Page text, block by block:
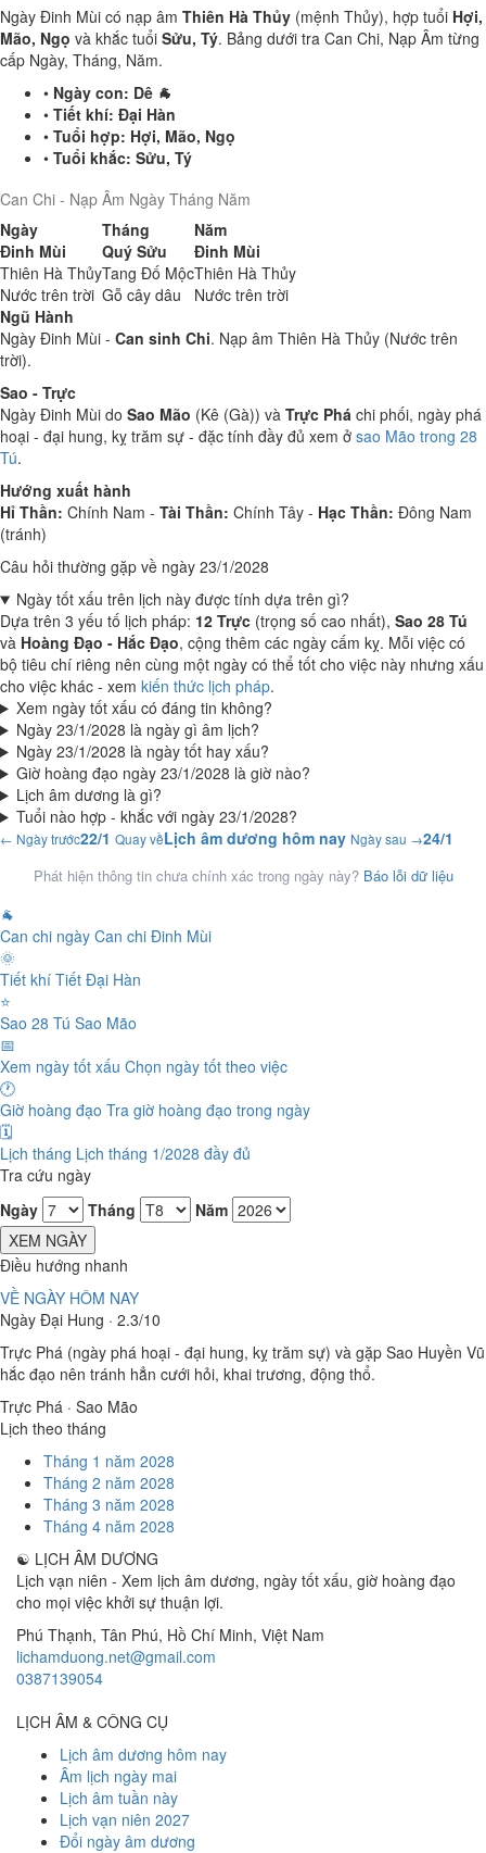
Ngày Đinh Mùi có nạp âm Thiên Hà Thủy (mệnh Thủy), hợp tuổi Hợi,
Mão, Ngọ và khắc tuổi Sửu, Tý. Bảng dưới tra Can Chi, Nạp Âm từng
cấp Ngày, Tháng, Năm.
• Ngày con: Dê 🐐
• Tiết khí: Đại Hàn
• Tuổi hợp: Hợi, Mão, Ngọ
• Tuổi khắc: Sửu, Tý
Can Chi - Nạp Âm Ngày Tháng Năm
Ngày
Tháng
Năm
Đinh Mùi
Quý Sửu
Đinh Mùi
Thiên Hà ThủyTang Đố MộcThiên Hà Thủy
Nước trên trời Gỗ cây dâu
Nước trên trời
Ngũ Hành
Ngày Đinh Mùi - Can sinh Chi. Nạp âm Thiên Hà Thủy (Nước trên
trời).
Sao - Trực
Ngày Đinh Mùi do Sao Mão (Kê (Gà)) và Trực Phá chi phối, ngày phá
hoại - đại hung, kỵ trăm sự - đặc tính đầy đủ xem ở sao Mão trong 28
Tú.
Hướng xuất hành
Hỉ Thần: Chính Nam - Tài Thần: Chính Tây - Hạc Thần: Đông Nam
(tránh)
Câu hỏi thường gặp về ngày 23/1/2028
Ngày tốt xấu trên lịch này được tính dựa trên gì?
Dựa trên 3 yếu tố lịch pháp: 12 Trực (trọng số cao nhất), Sao 28 Tú
và Hoàng Đạo - Hắc Đạo, cộng thêm các ngày cấm kỵ. Mỗi việc có
bộ tiêu chí riêng nên cùng một ngày có thể tốt cho việc này nhưng xấu
cho việc khác - xem kiến thức lịch pháp.
Xem ngày tốt xấu có đáng tin không?
Ngày 23/1/2028 là ngày gì âm lịch?
Ngày 23/1/2028 là ngày tốt hay xấu?
Giờ hoàng đạo ngày 23/1/2028 là giờ nào?
Lịch âm dương là gì?
Tuổi nào hợp - khắc với ngày 23/1/2028?
← Ngày trước22/1 Quay vềLịch âm dương hôm nay Ngày sau →24/1
Phát hiện thông tin chưa chính xác trong ngày này? Báo lỗi dữ liệu
🐐
Can chi ngày Can chi Đinh Mùi
🌞
Tiết khí Tiết Đại Hàn
⭐
Sao 28 Tú Sao Mão
📅
Xem ngày tốt xấu Chọn ngày tốt theo việc
🕐
Giờ hoàng đạo Tra giờ hoàng đạo trong ngày
🗓️
Lịch tháng Lịch tháng 1/2028 đầy đủ
Tra cứu ngày
Ngày
Tháng
Năm
XEM NGÀY
Điều hướng nhanh
VỀ NGÀY HÔM NAY
Ngày Đại Hung · 2.3/10
Trực Phá (ngày phá hoại - đại hung, kỵ trăm sự) và gặp Sao Huyền Vũ
hắc đạo nên tránh hẳn cưới hỏi, khai trương, động thổ.
Trực Phá · Sao Mão
Lịch theo tháng
Tháng 1 năm 2028
Tháng 2 năm 2028
Tháng 3 năm 2028
Tháng 4 năm 2028
☯ LỊCH ÂM DƯƠNG
Lịch vạn niên - Xem lịch âm dương, ngày tốt xấu, giờ hoàng đạo
cho mọi việc khởi sự thuận lợi.
Phú Thạnh, Tân Phú, Hồ Chí Minh, Việt Nam
lichamduong.net@gmail.com
0387139054
LỊCH ÂM & CÔNG CỤ
Lịch âm dương hôm nay
Âm lịch ngày mai
Lịch âm tuần này
Lịch vạn niên 2027
Đổi ngày âm dương